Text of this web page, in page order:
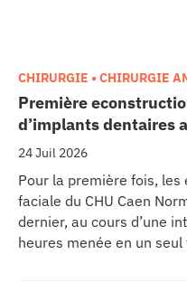
Première
d’implants dentaires
24 Juil 2026
CHIRURGIE • CHIRURGIE
Pour la première fois,
faciale du CHU Caen
dernier, au cours d’une
heures menée en un